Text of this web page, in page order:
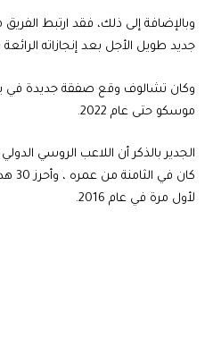
وبالإضافة إلى ذلك، فقد ارتبط
جديد طويل الأجل بعد إنجازاته
وكان تشالوف وقع صفقة جديدة في
موسكو حتى عام 2022.
الجدير بالذكر أن اللاعب الروسي
لأول مرة في عام 2016.